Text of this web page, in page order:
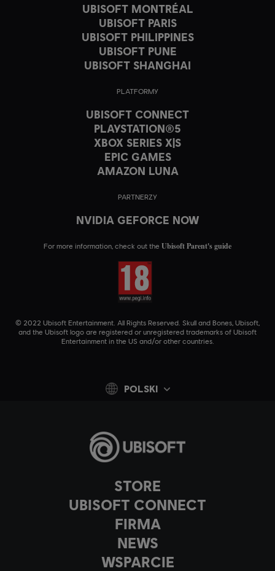
STORE
UBISOFT CONNECT
FIRMA
NEWS
WSPARCIE
UBISOFT MONTRÉAL
UBISOFT PARIS
UBISOFT PHILIPPINES
UBISOFT PUNE
UBISOFT SHANGHAI
PLATFORMY
UBISOFT CONNECT
PLAYSTATION®5
XBOX SERIES X|S
EPIC GAMES
AMAZON LUNA
PARTNERZY
NVIDIA GEFORCE NOW
© 2022 Ubisoft Entertainment. All Rights Reserved. Skull and Bones, Ubisoft,
and the Ubisoft logo are registered or unregistered trademarks of Ubisoft
Entertainment in the US and/or other countries.
For more information, check out the Ubisoft Parent's guide
POLSKI